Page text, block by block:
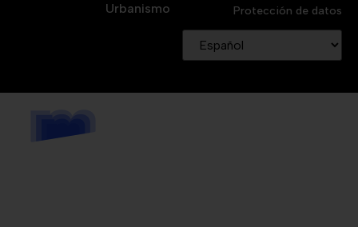
Urbanismo
Protección de datos